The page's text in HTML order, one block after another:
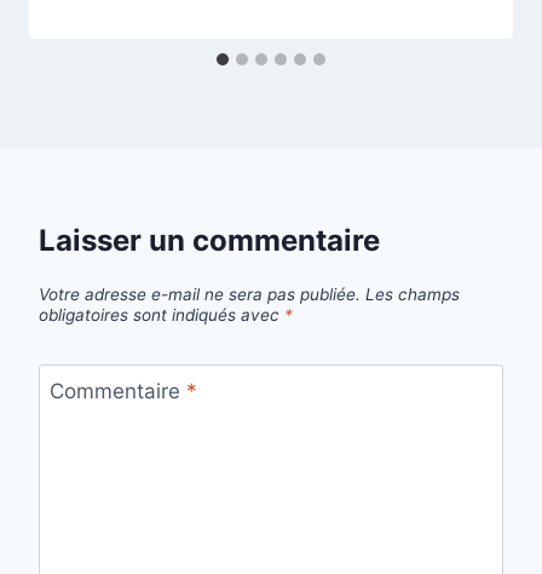
Laisser un commentaire
Votre adresse e-mail ne sera pas publiée. Les champs
obligatoires sont indiqués avec *
Commentaire *